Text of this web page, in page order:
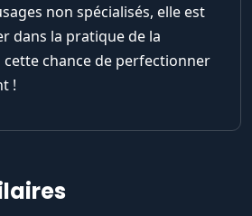
non spécialisés, elle est
dans la pratique de la
cette chance de perfectionner
!